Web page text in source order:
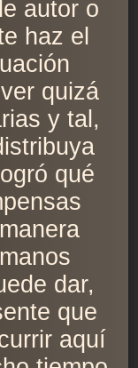
autor o
haz el
quizá
y tal,
qué
dar,
que
aquí